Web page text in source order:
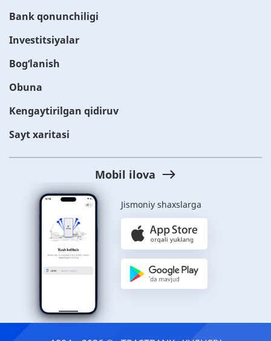
Bank qonunchiligi
Investitsiyalar
Bog‘lanish
Obuna
Kengaytirilgan qidiruv
Sayt xaritasi
Mobil ilova
Jismoniy shaxslarga